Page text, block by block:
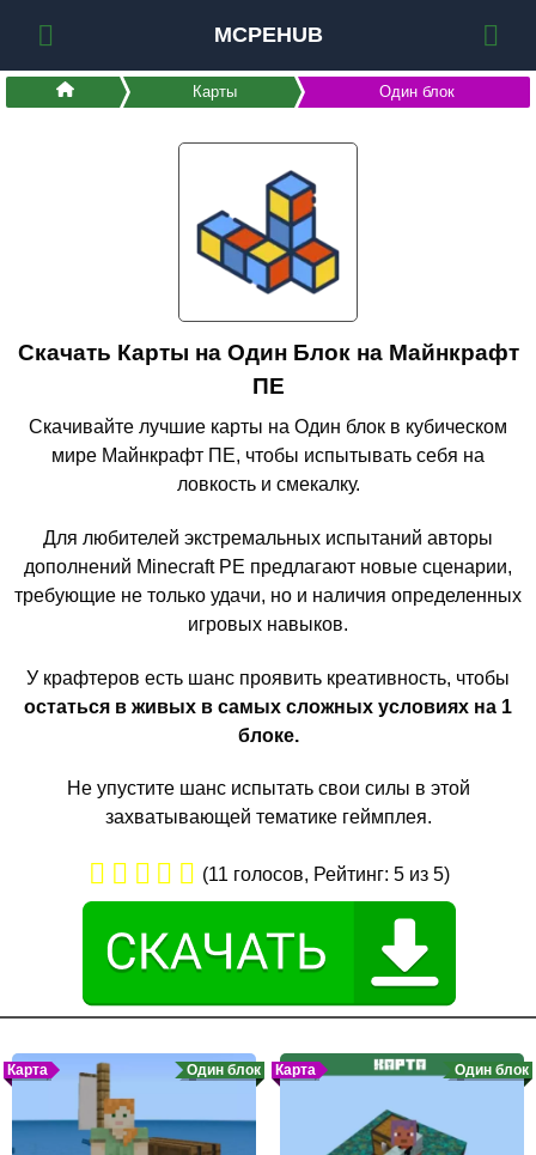
MCPEHUB
Карты Один блок
Скачать Карты на Один Блок на Майнкрафт
ПЕ
Скачивайте лучшие карты на Один блок в кубическом
мире Майнкрафт ПЕ, чтобы испытывать себя на
ловкость и смекалку.
Для любителей экстремальных испытаний авторы
дополнений Minecraft PE предлагают новые сценарии,
требующие не только удачи, но и наличия определенных
игровых навыков.
У крафтеров есть шанс проявить креативность, чтобы
остаться в живых в самых сложных условиях на 1
блоке.
Не упустите шанс испытать свои силы в этой
захватывающей тематике геймплея.
(11 голосов, Рейтинг:5 из 5)
Карта Один блок Карта Один блок